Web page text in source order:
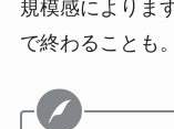
規模感によりま
で終わることも。